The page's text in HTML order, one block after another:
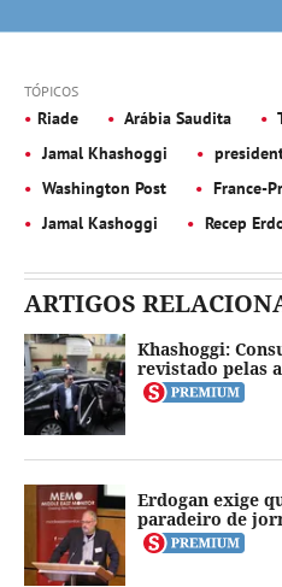
TÓPICOS
Riade Arábia Saudita
Jamal Khashoggi
Washington Post
France-
Jamal Kashoggi
Recep
ARTIGOS
Khashoggi:
revistado pelas
Erdogan exige
paradeiro de